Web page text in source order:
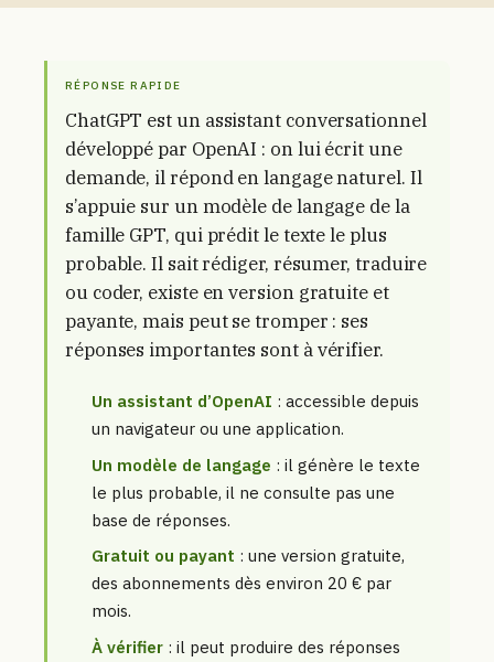
RÉPONSE RAPIDE
ChatGPT est un assistant conversationnel
développé par OpenAI : on lui écrit une
demande, il répond en langage naturel. Il
s’appuie sur un modèle de langage de la
famille GPT, qui prédit le texte le plus
probable. Il sait rédiger, résumer, traduire
ou coder, existe en version gratuite et
payante, mais peut se tromper : ses
réponses importantes sont à vérifier.
Un assistant d’OpenAI : accessible depuis
un navigateur ou une application.
Un modèle de langage : il génère le texte
le plus probable, il ne consulte pas une
base de réponses.
Gratuit ou payant : une version gratuite,
des abonnements dès environ 20 € par
mois.
À vérifier : il peut produire des réponses